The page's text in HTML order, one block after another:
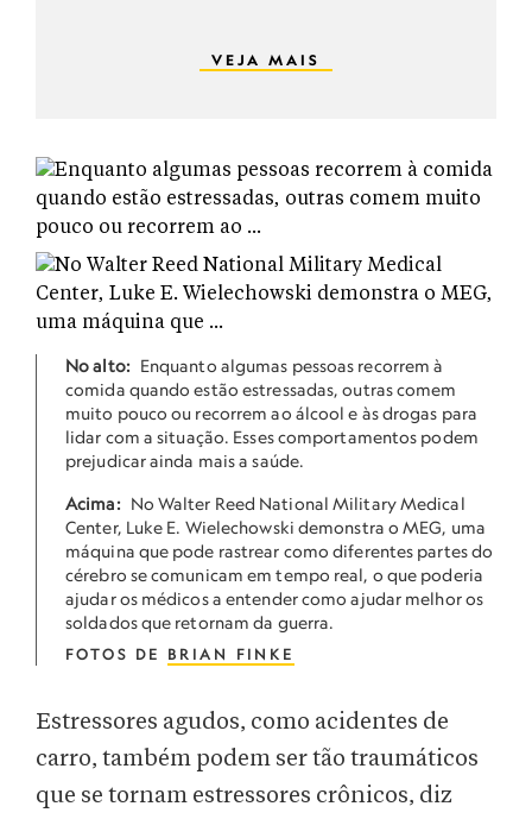
VEJA MAIS
No alto: Enquanto algumas pessoas recorrem à
comida quando estão estressadas, outras comem
muito pouco ou recorrem ao álcool e às drogas para
lidar com a situação. Esses comportamentos podem
prejudicar ainda mais a saúde.
Acima: No Walter Reed National Military Medical
Center, Luke E. Wielechowski demonstra o MEG, uma
máquina que pode rastrear como diferentes partes do
cérebro se comunicam em tempo real, o que poderia
ajudar os médicos a entender como ajudar melhor os
soldados que retornam da guerra.
FOTOS DE BRIAN FINKE
Estressores agudos, como acidentes de
carro, também podem ser tão traumáticos
que se tornam estressores crônicos, diz